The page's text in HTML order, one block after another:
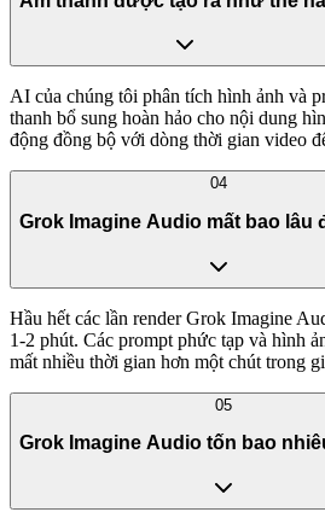
AI của chúng tôi phân tích hình ảnh và
thanh bổ sung hoàn hảo cho nội dung
động đồng bộ với dòng thời gian video
04
Grok Imagine Audio mất bao lâu
Hầu hết các lần render Grok Imagine
1-2 phút. Các prompt phức tạp và hình
mất nhiều thời gian hơn một chút trong
05
Grok Imagine Audio tốn bao